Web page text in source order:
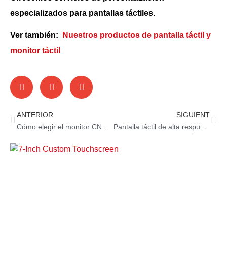
especializados para pantallas táctiles.
Ver también:
Nuestros productos de pantalla táctil y
monitor táctil
ANTERIOR
SIGUIENT